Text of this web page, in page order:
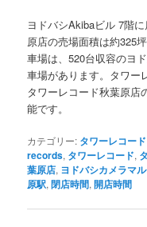
ヨドバシAkibaビル 7階
原店の売場面積は約325
車場は、520台収容のヨ
車場があります。タワー
タワーレコード秋葉原店
能です。
カテゴリー: タワーレコー
records, タワーレコード,
葉原店, ヨドバシカメラマ
原駅,閉店時間,開店時間